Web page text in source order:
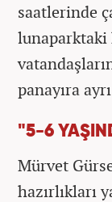
saatlerinde
panayıra
"5-6
Mürvet
hazırlıkları